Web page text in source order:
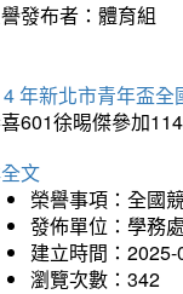
發布者：體育組
年新北市青年盃全
601徐晹傑參加
文
榮譽事項：全國
發佈單位：學務處
建立時間：2025-
瀏覽次數：342